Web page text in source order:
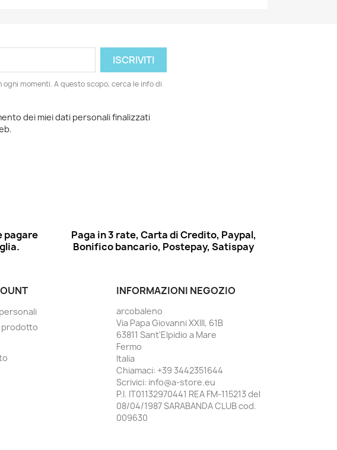
ogni momenti. A questo scopo, cerca le info di
dei miei dati personali finalizzati
pagare
Paga in 3 rate, Carta di Credito, Paypal,
Bonifico bancario, Postepay, Satispay
prodotto
INFORMAZIONI NEGOZIO
arcobaleno
Via Papa Giovanni XXIII, 61B
63811 Sant'Elpidio a Mare
Fermo
Italia
Chiamaci: +39 3442351644
Scrivici: info@a-store.eu
P.I. IT01132970441 REA FM-115213 del
08/04/1987 SARABANDA CLUB cod.
009630